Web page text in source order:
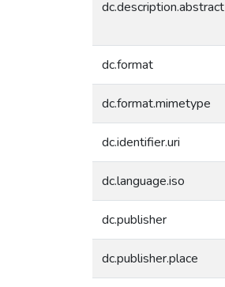
dc.description.abstract
dc.format
dc.format.mimetype
dc.identifier.uri
dc.language.iso
dc.publisher
dc.publisher.place